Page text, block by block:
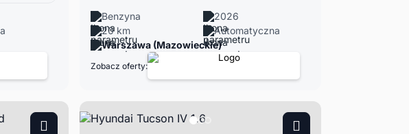
Benzyna
2026
20 km
Automatyczna
Warszawa (Mazowieckie)
Zobacz oferty: